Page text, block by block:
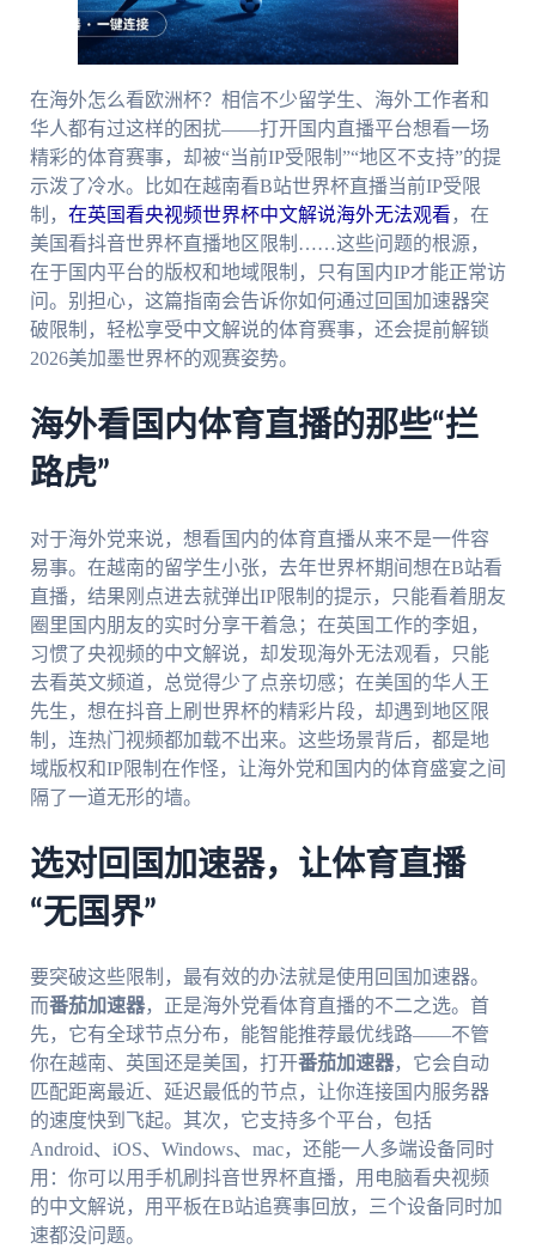
在海外怎么看欧洲杯？相信不少留学生、海外工作者和
华人都有过这样的困扰——打开国内直播平台想看一场
精彩的体育赛事，却被“当前IP受限制”“地区不支持”的提
示泼了冷水。比如在越南看B站世界杯直播当前IP受限
制， 在英国看央视频世界杯中文解说海外无法观看 ，在
美国看抖音世界杯直播地区限制……这些问题的根源，
在于国内平台的版权和地域限制，只有国内IP才能正常访
问。别担心，这篇指南会告诉你如何通过回国加速器突
破限制，轻松享受中文解说的体育赛事，还会提前解锁
2026美加墨世界杯的观赛姿势。
海外看国内体育直播的那些“拦
路虎”
对于海外党来说，想看国内的体育直播从来不是一件容
易事。在越南的留学生小张，去年世界杯期间想在B站看
直播，结果刚点进去就弹出IP限制的提示，只能看着朋友
圈里国内朋友的实时分享干着急；在英国工作的李姐，
习惯了央视频的中文解说，却发现海外无法观看，只能
去看英文频道，总觉得少了点亲切感；在美国的华人王
先生，想在抖音上刷世界杯的精彩片段，却遇到地区限
制，连热门视频都加载不出来。这些场景背后，都是地
域版权和IP限制在作怪，让海外党和国内的体育盛宴之间
隔了一道无形的墙。
选对回国加速器，让体育直播
“无国界”
要突破这些限制，最有效的办法就是使用回国加速器。
而番茄加速器，正是海外党看体育直播的不二之选。首
先，它有全球节点分布，能智能推荐最优线路——不管
你在越南、英国还是美国，打开番茄加速器，它会自动
匹配距离最近、延迟最低的节点，让你连接国内服务器
的速度快到飞起。其次，它支持多个平台，包括
Android、iOS、Windows、mac，还能一人多端设备同时
用：你可以用手机刷抖音世界杯直播，用电脑看央视频
的中文解说，用平板在B站追赛事回放，三个设备同时加
速都没问题。